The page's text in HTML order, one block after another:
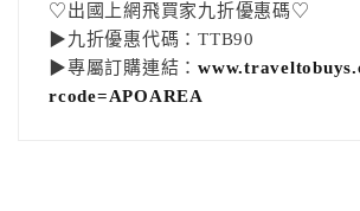
♡出國上網飛買家九折優惠碼♡
▶九折優惠代碼：TTB90
▶專屬訂購連結：
rcode=APOAREA